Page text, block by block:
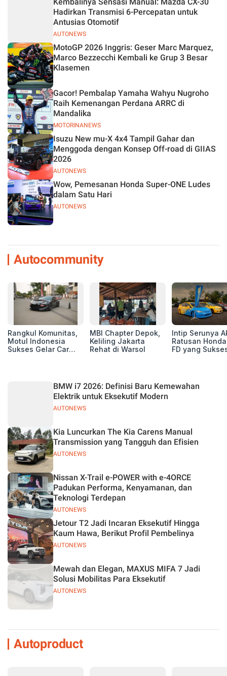
AUTONEWS
Hadirkan Transmisi 6-Percepatan untuk
Antusias Otomotif
MotoGP 2026 Inggris: Geser Marc Marquez,
Marco Bezzecchi Kembali ke Grup 3 Besar
Klasemen
MOTORINANEWS
Gacor! Pembalap Yamaha Wahyu Nugroho
Raih Kemenangan Perdana ARRC di
Mandalika
AUTONEWS
Isuzu New mu-X 4x4 Tampil Gahar dan
Menggoda dengan Konsep Off-road di GIIAS
2026
AUTONEWS
Wow, Pemesanan Honda Super-ONE Ludes
dalam Satu Hari
Autocommunity
Rangkul Komunitas,
Motul Indonesia
Sukses Gelar Car
MBI Chapter Depok,
Keliling Jakarta
Rehat di Warsol
Intip Serunya
Ratusan
FD yang
AUTONEWS
BMW i7 2026: Definisi Baru Kemewahan
Elektrik untuk Eksekutif Modern
AUTONEWS
Kia Luncurkan The Kia Carens Manual
Transmission yang Tangguh dan Efisien
AUTONEWS
Nissan X-Trail e-POWER with e-4ORCE
Padukan Performa, Kenyamanan, dan
Teknologi Terdepan
AUTONEWS
Jetour T2 Jadi Incaran Eksekutif Hingga
Kaum Hawa, Berikut Profil Pembelinya
AUTONEWS
Mewah dan Elegan, MAXUS MIFA 7 Jadi
Solusi Mobilitas Para Eksekutif
Autoproduct